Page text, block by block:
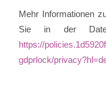
Mehr Informationen
Sie in der
https://
gdprlock/